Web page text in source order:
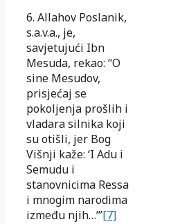
6. Allahov Poslanik,
s.a.v.a., je,
savjetujući Ibn
Mesuda, rekao: “O
sine Mesudov,
prisjećaj se
pokoljenja prošlih i
vladara silnika koji
su otišli, jer Bog
Višnji kaže: ‘I Adu i
Semudu i
stanovnicima Ressa
i mnogim narodima
između njih…’”[7]